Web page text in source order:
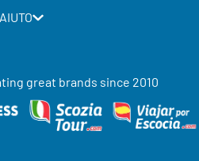
AIUTO
great brands since 2010